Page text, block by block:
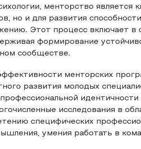
менторство
но и для развития
Этот процесс включает в
формирование
сообществе.
менторских
развития молодых
идентичности
исследования в
специфических
умения работать в